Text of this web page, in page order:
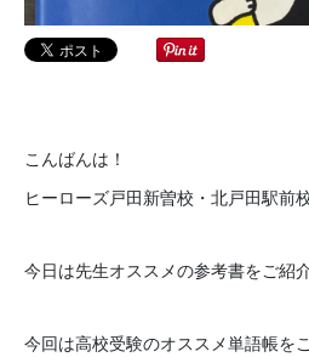
こんばんは！
ヒーローズ戸田新曽校・北戸田駅前
今日は先生オススメの参考書をご紹
今回は高校受験のオススメ単語帳を